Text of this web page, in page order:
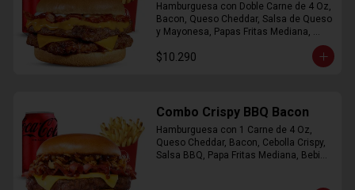
Hamburguesa con Doble Carne de 4 Oz,
Bacon, Queso Cheddar, Salsa de Queso
y Mayonesa, Papas Fritas Mediana,
$10.290
Combo Crispy BBQ Bacon
Hamburguesa con 1 Carne de 4 Oz,
Queso Cheddar, Bacon, Cebolla Crispy,
Salsa BBQ, Papa Fritas Mediana, Bebida